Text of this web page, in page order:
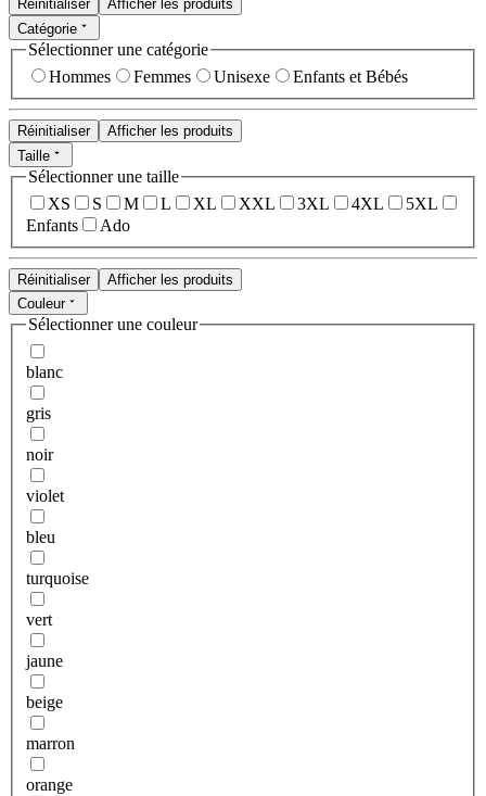
Réinitialiser
Afficher les produits
Catégorie
Sélectionner une catégorie
Hommes
Femmes Unisexe Enfants et Bébés
Réinitialiser
Afficher les produits
Taille
Sélectionner une taille
XS
S M L XL XXL 3XL 4XL
5XL
Enfants
Ado
Réinitialiser
Afficher les produits
Couleur
Sélectionner une couleur
blanc
gris
noir
violet
bleu
turquoise
vert
jaune
beige
marron
orange